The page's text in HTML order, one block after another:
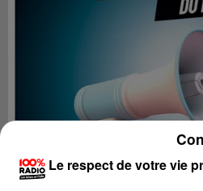
Le respect de votre vie